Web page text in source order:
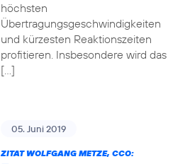
höchsten
Übertragungsgeschwindigkeiten
und kürzesten Reaktionszeiten
profitieren. Insbesondere wird das
[…]
05. Juni 2019
ZITAT WOLFGANG METZE, CCO: